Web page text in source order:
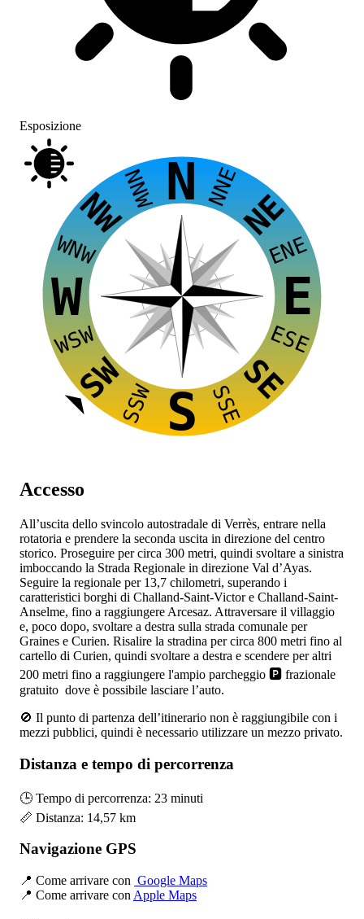
Esposizione
E
W
S
N
NW NE
SE
SW
NNE
ENE
ESE
SSE
SSW
WSW
WNW
NNW
Accesso
All’uscita dello svincolo autostradale di Verrès, entrare nella
rotatoria e prendere la seconda uscita in direzione del centro
storico. Proseguire per circa 300 metri, quindi svoltare a sinistra
imboccando la Strada Regionale in direzione Val d’Ayas.
Seguire la regionale per 13,7 chilometri, superando i
caratteristici borghi di Challand-Saint-Victor e Challand-Saint-
Anselme, fino a raggiungere Arcesaz. Attraversare il villaggio
e, poco dopo, svoltare a destra sulla strada comunale per
Graines e Curien. Risalire la stradina per circa 800 metri fino al
cartello di Curien, quindi svoltare a destra e scendere per altri
200 metri fino a raggiungere l'ampio parcheggio 🅿️ frazionale
gratuito dove è possibile lasciare l’auto.
🚫 Il punto di partenza dell’itinerario non è raggiungibile con i
mezzi pubblici, quindi è necessario utilizzare un mezzo privato.
Distanza e tempo di percorrenza
🕒 Tempo di percorrenza: 23 minuti
📏 Distanza: 14,57 km
Navigazione GPS
📍 Come arrivare con Google Maps
📍 Come arrivare con Apple Maps